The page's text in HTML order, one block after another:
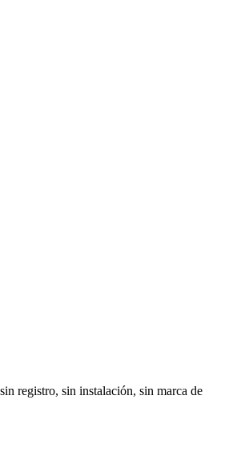
registro, sin instalación, sin marca de